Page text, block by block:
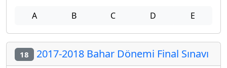
A B C D E
18 2017-2018 Bahar Dönemi Final Sınavı